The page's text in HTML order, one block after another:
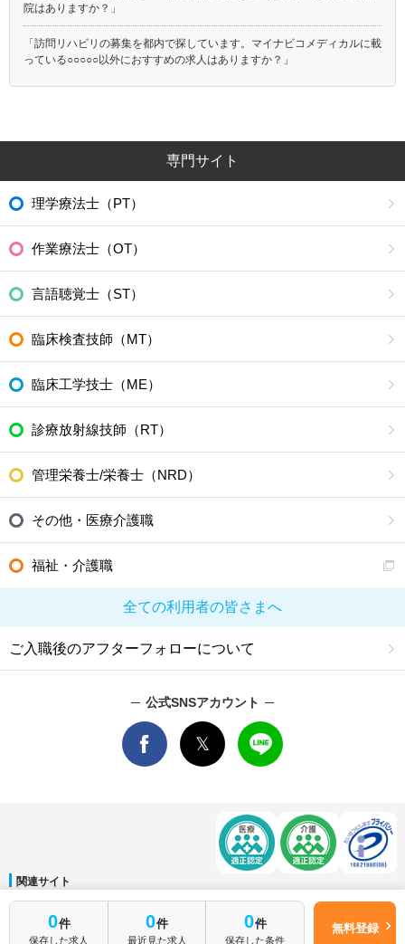
0件
保存した求人
0件
最近見た求人
0件
保存した条件
無料登録
院はありますか？」
「訪問リハビリの募集を都内で探しています。マイナビコメディカルに載
っている○○○○○以外におすすめの求人はありますか？」
専門サイト
理学療法士（PT）
作業療法士（OT）
言語聴覚士（ST）
臨床検査技師（MT）
臨床工学技士（ME）
診療放射線技師（RT）
管理栄養士/栄養士（NRD）
その他・医療介護職
福祉・介護職
全ての利用者の皆さまへ
ご入職後のアフターフォローについて
公式SNSアカウント
無料転職サポートに申し込む
はじめて転職
関連サイト
マイナビDOCTOR│マイナビ看護師│マイナビ薬剤師│マイナビ保育士
運営会社
会社概要│ ご利用規約 個人情報保護方針 サイトマップ│お問い合わせ